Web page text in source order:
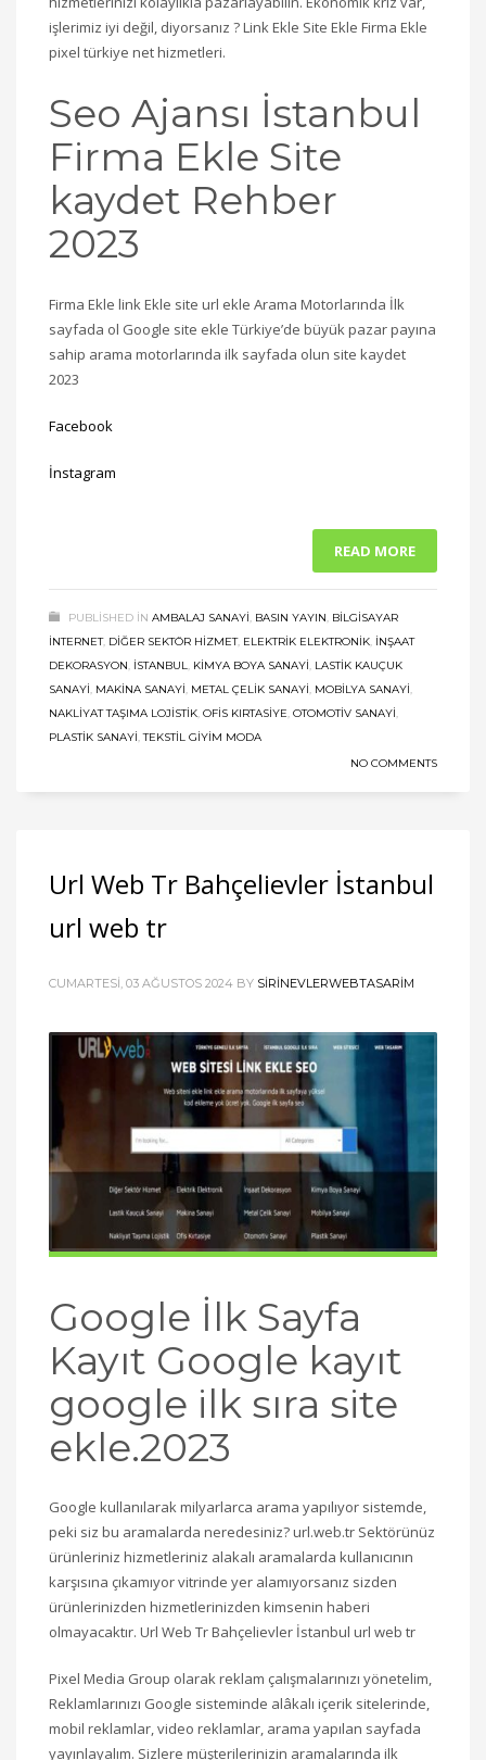
işlerimiz iyi değil, diyorsanız ? Link Ekle Site Ekle Firma Ekle
pixel türkiye net hizmetleri.
Seo Ajansı İstanbul
Firma Ekle Site
kaydet Rehber
2023
Firma Ekle link Ekle site url ekle Arama Motorlarında İlk
sayfada ol Google site ekle Türkiye’de büyük pazar payına
sahip arama motorlarında ilk sayfada olun site kaydet
2023
Facebook
İnstagram
READ MORE
PUBLISHED IN AMBALAJ SANAYI BASIN YAYIN BILGISAYAR
İNTERNET, DIĞER SEKTÖR HIZMET, ELEKTRIK ELEKTRONIK İNŞAAT
DEKORASYON ISTANBUL KIMYA BOYA SANAYI LASTIK KAUÇUK
SANAYI MAKINA SANAYI METAL ÇELIK SANAYI MOBILYA SANAYI
NAKLIYAT TAŞIMA LOJISTIK OFIS KIRTASIYE OTOMOTIV SANAYI
PLASTIK SANAYI ,TEKSTIL GIYIM MODA
NO COMMENTS
Url Web Tr Bahçelievler İstanbul
url web tr
CUMARTESI, 03 AĞUSTOS 2024 BY SIRINEVLERWEBTASARIM
Google İlk Sayfa
Kayıt Google kayıt
google ilk sıra site
ekle.2023
Google kullanılarak milyarlarca arama yapılıyor sistemde,
peki siz bu aramalarda neredesiniz? url.web.tr Sektörünüz
ürünleriniz hizmetleriniz alakalı aramalarda kullanıcının
karşısına çıkamıyor vitrinde yer alamıyorsanız sizden
ürünlerinizden hizmetlerinizden kimsenin haberi
olmayacaktır. Url Web Tr Bahçelievler İstanbul url web tr
Pixel Media Group olarak reklam çalışmalarınızı yönetelim,
Reklamlarınızı Google sisteminde alâkalı içerik sitelerinde,
mobil reklamlar, video reklamlar, arama yapılan sayfada
yayınlayalım. Sizlere müşterilerinizin aramalarında ilk